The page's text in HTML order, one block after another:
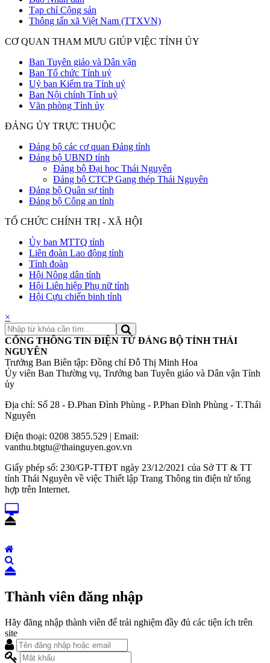
Tạp chí Cộng sản
Thông tấn xã Việt Nam (TTXVN)
CƠ QUAN THAM MƯU GIÚP VIỆC TỈNH ỦY
Ban Tuyên giáo và Dân vận
Ban Tổ chức Tỉnh uỷ
Uỷ ban Kiểm tra Tỉnh uỷ
Ban Nội chính Tỉnh uỷ
Văn phòng Tỉnh ủy
ĐẢNG ỦY TRỰC THUỘC
Đảng bộ các cơ quan Đảng tỉnh
Đảng bộ UBND tỉnh
Đảng bộ Đại học Thái Nguyên
Đảng bộ CTCP Gang thép Thái Nguyên
Đảng bộ Quân sự tỉnh
Đảng bộ Công an tỉnh
TỔ CHỨC CHÍNH TRỊ - XÃ HỘI
Ủy ban MTTQ tỉnh
Liên đoàn Lao động tỉnh
Tỉnh đoàn
Hội Nông dân tỉnh
Hội Liên hiệp Phụ nữ tỉnh
Hội Cựu chiến binh tỉnh
×
CỔNG THÔNG TIN ĐIỆN TỬ ĐẢNG BỘ TỈNH THÁI
NGUYÊN
Trưởng Ban Biên tập: Đồng chí Đỗ Thị Minh Hoa
Ủy viên Ban Thường vụ, Trưởng ban Tuyên giáo và Dân vận Tỉnh
ủy
Địa chỉ: Số 28 - Đ.Phan Đình Phùng - P.Phan Đình Phùng - T.Thái
Nguyên
Điện thoại: 0208 3855.529 | Email:
vanthu.btgtu@thainguyen.gov.vn
Giấy phép số: 230/GP-TTĐT ngày 23/12/2021 của Sở TT & TT
tỉnh Thái Nguyên về việc Thiết lập Trang Thông tin điện tử tổng
hợp trên Internet.
Thành viên đăng nhập
Hãy đăng nhập thành viên để trải nghiệm đầy đủ các tiện ích trên
site